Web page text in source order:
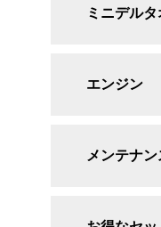
エンジン
メンテナ